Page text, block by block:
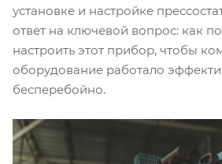
установке и настройке
ответ на ключевой вопрос: как
настроить этот прибор, чтобы
оборудование работало
бесперебойно.